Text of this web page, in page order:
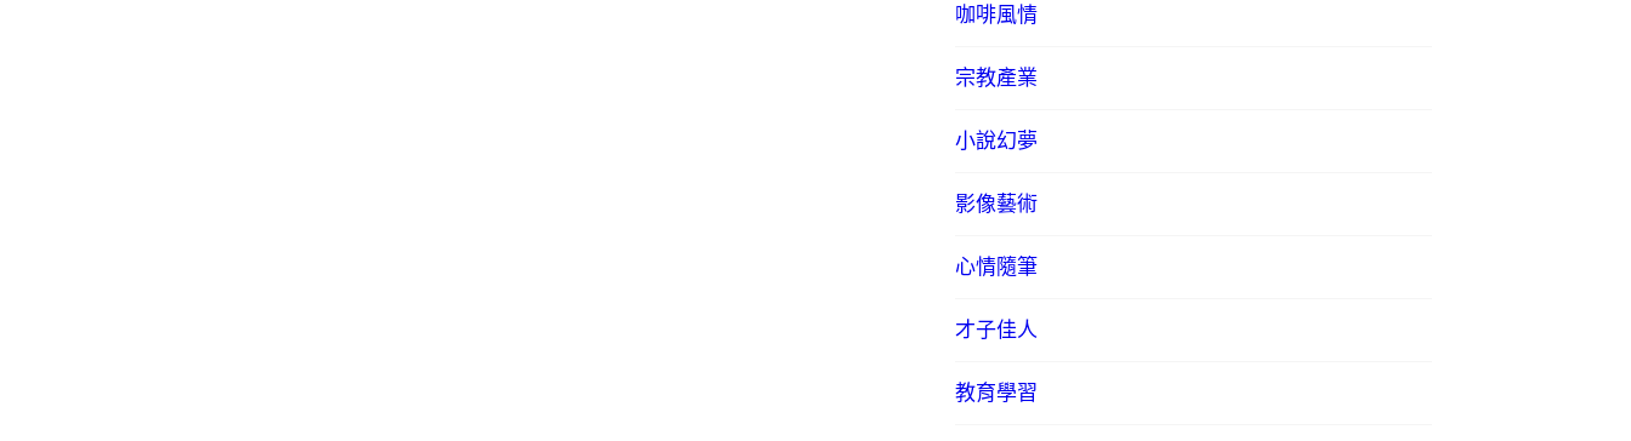
咖啡風情
宗教產業
小說幻夢
影像藝術
心情隨筆
才子佳人
教育學習